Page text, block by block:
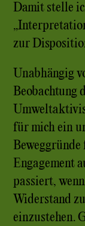
Damit stelle
zur
Unabhängig
Beobachtung
für mich ein
Engagement
passiert,
Widerstand
einzustehen.